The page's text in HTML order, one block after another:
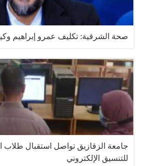
صحة الشرقية: تكليف عمرو إبراهيم
جامعة الزقازيق تواصل استقبال طلاب
للتنسيق الإلكتروني